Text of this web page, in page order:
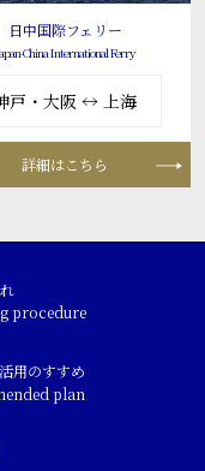
日中国際フェリー
China International Ferry
戸・大阪 ↔ 上海
詳細はこちら
procedure
用のすすめ
plan